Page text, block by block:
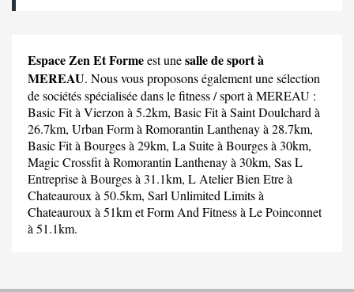
Espace Zen Et Formeest unesalle de sport à
MEREAU. Nous vous proposons également une sélection
de sociétés spécialisée dans le fitness / sport à MEREAU :
Basic Fità Vierzon à 5.2km, Basic Fità Saint Doulchard à
26.7km, Urban Formà Romorantin Lanthenay à 28.7km,
Basic Fità Bourges à 29km, La Suiteà Bourges à 30km,
Magic Crossfità Romorantin Lanthenay à 30km, Sas L
Entrepriseà Bourges à 31.1km, L Atelier Bien Etreà
Chateauroux à 50.5km, Sarl Unlimited Limitsà
Chateauroux à 51km etForm And Fitnessà Le Poinconnet
à 51.1km.